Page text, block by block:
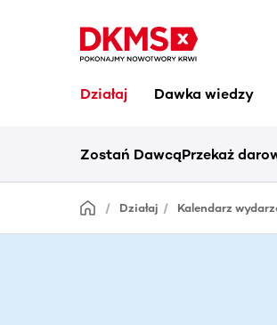
Działaj Dawka wiedzy
Zostań DawcąPrzekaż
Działaj Kalendarz